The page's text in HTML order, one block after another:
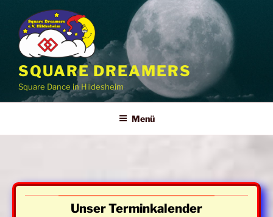
Inhalt
springen
SQUARE DREAMERS
Square Dance in Hildesheim
Menü
Unser Terminkalender